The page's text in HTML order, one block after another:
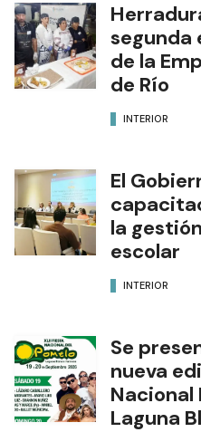
segunda
de la
de Río
INTERIOR
El
la
escolar
INTERIOR
Se
nueva
Nacional
Laguna